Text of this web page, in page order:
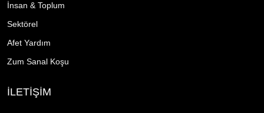
İnsan & Toplum
Sektörel
Afet Yardım
Zum Sanal Koşu
İLETİŞİM